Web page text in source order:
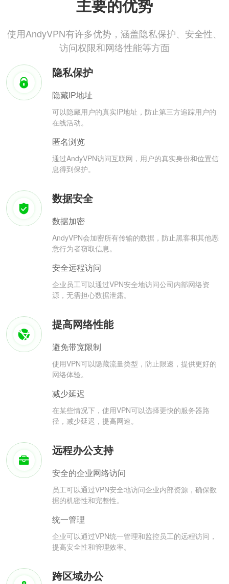
主要的优势
使用AndyVPN有许多优势，涵盖隐私保护、安全性、
访问权限和网络性能等方面
隐私保护
隐藏IP地址
可以隐藏用户的真实IP地址，防止第三方追踪用户的
在线活动。
匿名浏览
通过AndyVPN访问互联网，用户的真实身份和位置信
息得到保护。
数据安全
数据加密
AndyVPN会加密所有传输的数据，防止黑客和其他恶
意行为者窃取信息。
安全远程访问
企业员工可以通过VPN安全地访问公司内部网络资
源，无需担心数据泄露。
提高网络性能
避免带宽限制
使用VPN可以隐藏流量类型，防止限速，提供更好的
网络体验。
减少延迟
在某些情况下，使用VPN可以选择更快的服务器路
径，减少延迟，提高网速。
远程办公支持
安全的企业网络访问
员工可以通过VPN安全地访问企业内部资源，确保数
据的机密性和完整性。
统一管理
企业可以通过VPN统一管理和监控员工的远程访问，
提高安全性和管理效率。
跨区域办公